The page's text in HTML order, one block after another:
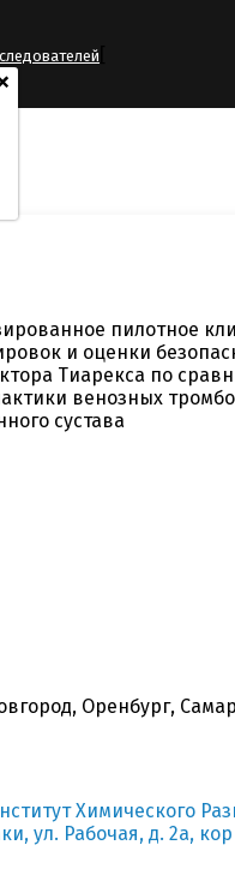
пилотное
и оценки
Тиарекса по
венозных
сустава
Оренбург,
Химического
ул. Рабочая, д. 2а,